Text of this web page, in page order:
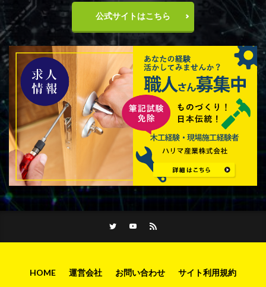
公式サイトはこちら
HOME 運営会社 お問い合わせ サイト利用規約